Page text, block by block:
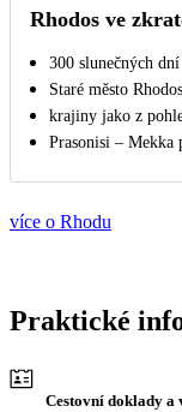
Rhodos ve
300 slunečných
Staré město
krajiny jako z
Prasonisi – Mekka
více o Rhodu
Praktické
Cestovní doklady a